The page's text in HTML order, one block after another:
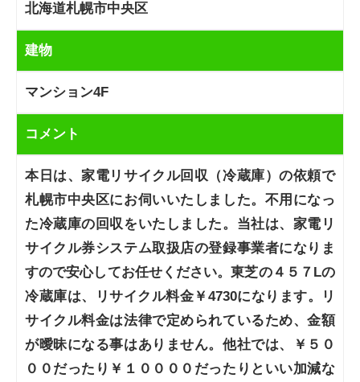
北海道札幌市中央区
建物
マンション4F
コメント
本日は、家電リサイクル回収（冷蔵庫）の依頼で
札幌市中央区にお伺いいたしました。不用になっ
た冷蔵庫の回収をいたしました。当社は、家電リ
サイクル券システム取扱店の登録事業者になりま
すので安心してお任せください。東芝の４５７Lの
冷蔵庫は、リサイクル料金￥4730になります。リ
サイクル料金は法律で定められているため、金額
が曖昧になる事はありません。他社では、￥５０
００だったり￥１００００だったりといい加減な